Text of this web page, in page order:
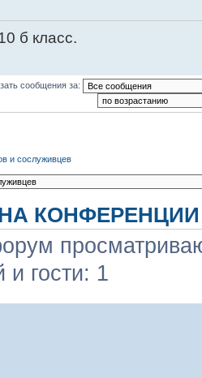
б класс.
сообщения за:
и сослуживцев
КОНФЕРЕНЦИИ
и гости: 1